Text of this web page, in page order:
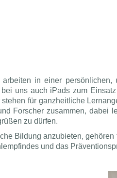
in einer persönlichen,
bei uns auch iPads zum
für ganzheitliche
Forscher zusammen,
zu dürfen.
Bildung anzubieten,
und das